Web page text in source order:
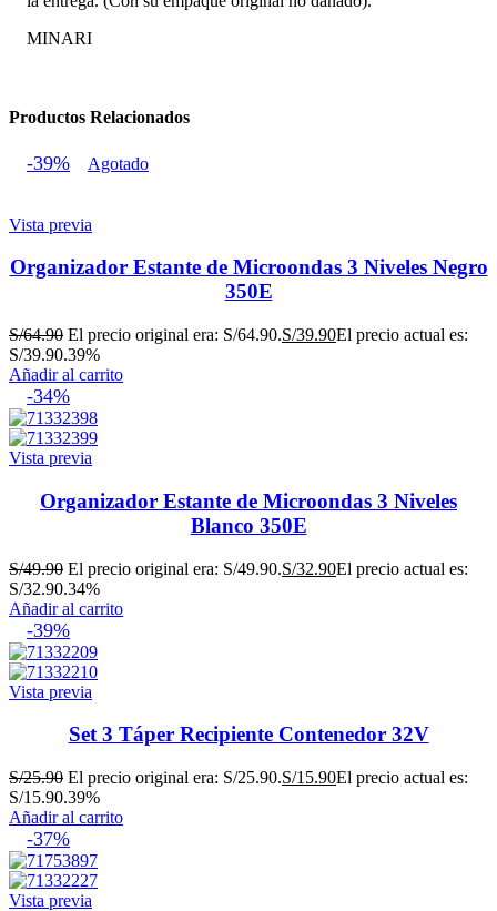
MINARI
Productos Relacionados
-39% Agotado
Vista previa
Organizador Estante de Microondas 3 Niveles Negro
350E
S/64.90 El precio original era: S/64.90.S/39.90El precio actual es:
S/39.90.39%
Añadir al carrito
-34%
Vista previa
Organizador Estante de Microondas 3 Niveles
Blanco 350E
S/49.90 El precio original era: S/49.90.S/32.90El precio actual es:
S/32.90.34%
Añadir al carrito
-39%
Vista previa
Set 3 Táper Recipiente Contenedor 32V
S/25.90 El precio original era: S/25.90.S/15.90El precio actual es:
S/15.90.39%
Añadir al carrito
-37%
Vista previa